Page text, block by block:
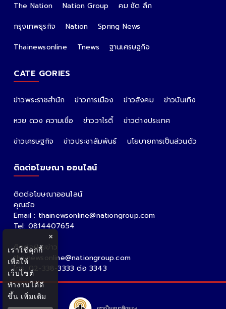
The Nation Nation Group
คม ชัด ลึก
กรุงเทพธุรกิจ
Nation
Spring News
Thainewsonline
Tnews ฐานเศรษฐกิจ
CATE GORIES
ข่าวพระราชสำนัก ข่าวการเมือง ข่าวสังคม
ข่าวบันเทิง
หวย ดวง ความเชื่อ
ข่าววาไรตี้
ข่าวต่างประเทศ
ข่าวเศรษฐกิจ
ข่าวประชาสัมพันธ์ นโยบายการเป็นส่วนตัว
ติดต่อโฆษณา ออนไลน์
ติดต่อโฆษณาออนไลน์
คุณอ้อ
Email : thainewsonline@nationgroup.com
Tel: 0814407654
ติดต่อฝ่ายข่าว
thainewsonline@nationgroup.com
โทร. 02-338-3333 ต่อ 3343
×
เราใช้คุกกี้
เพื่อให้
เว็บไซต์
ทำงานได้ดี
ขึ้น เพิ่มเติม